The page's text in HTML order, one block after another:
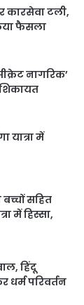
कारसेवा टली,
फैसला
नागरिक’
यात्रा में
सहित
में हिस्सा,
हिंदू
परिवर्तन